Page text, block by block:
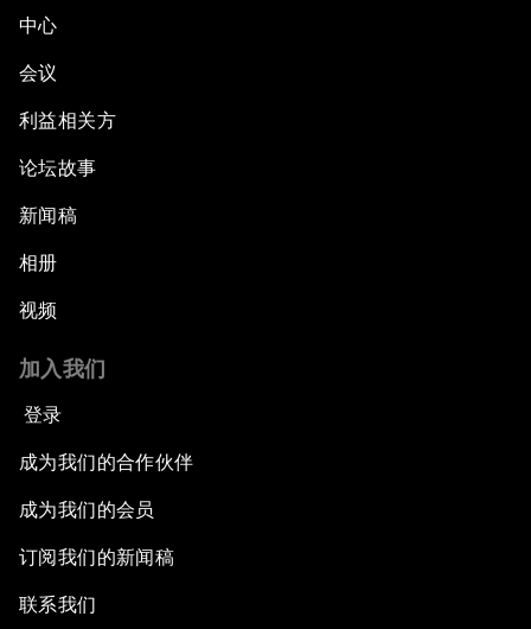
中心
会议
利益相关方
论坛故事
新闻稿
相册
视频
加入我们
登录
成为我们的合作伙伴
成为我们的会员
订阅我们的新闻稿
联系我们